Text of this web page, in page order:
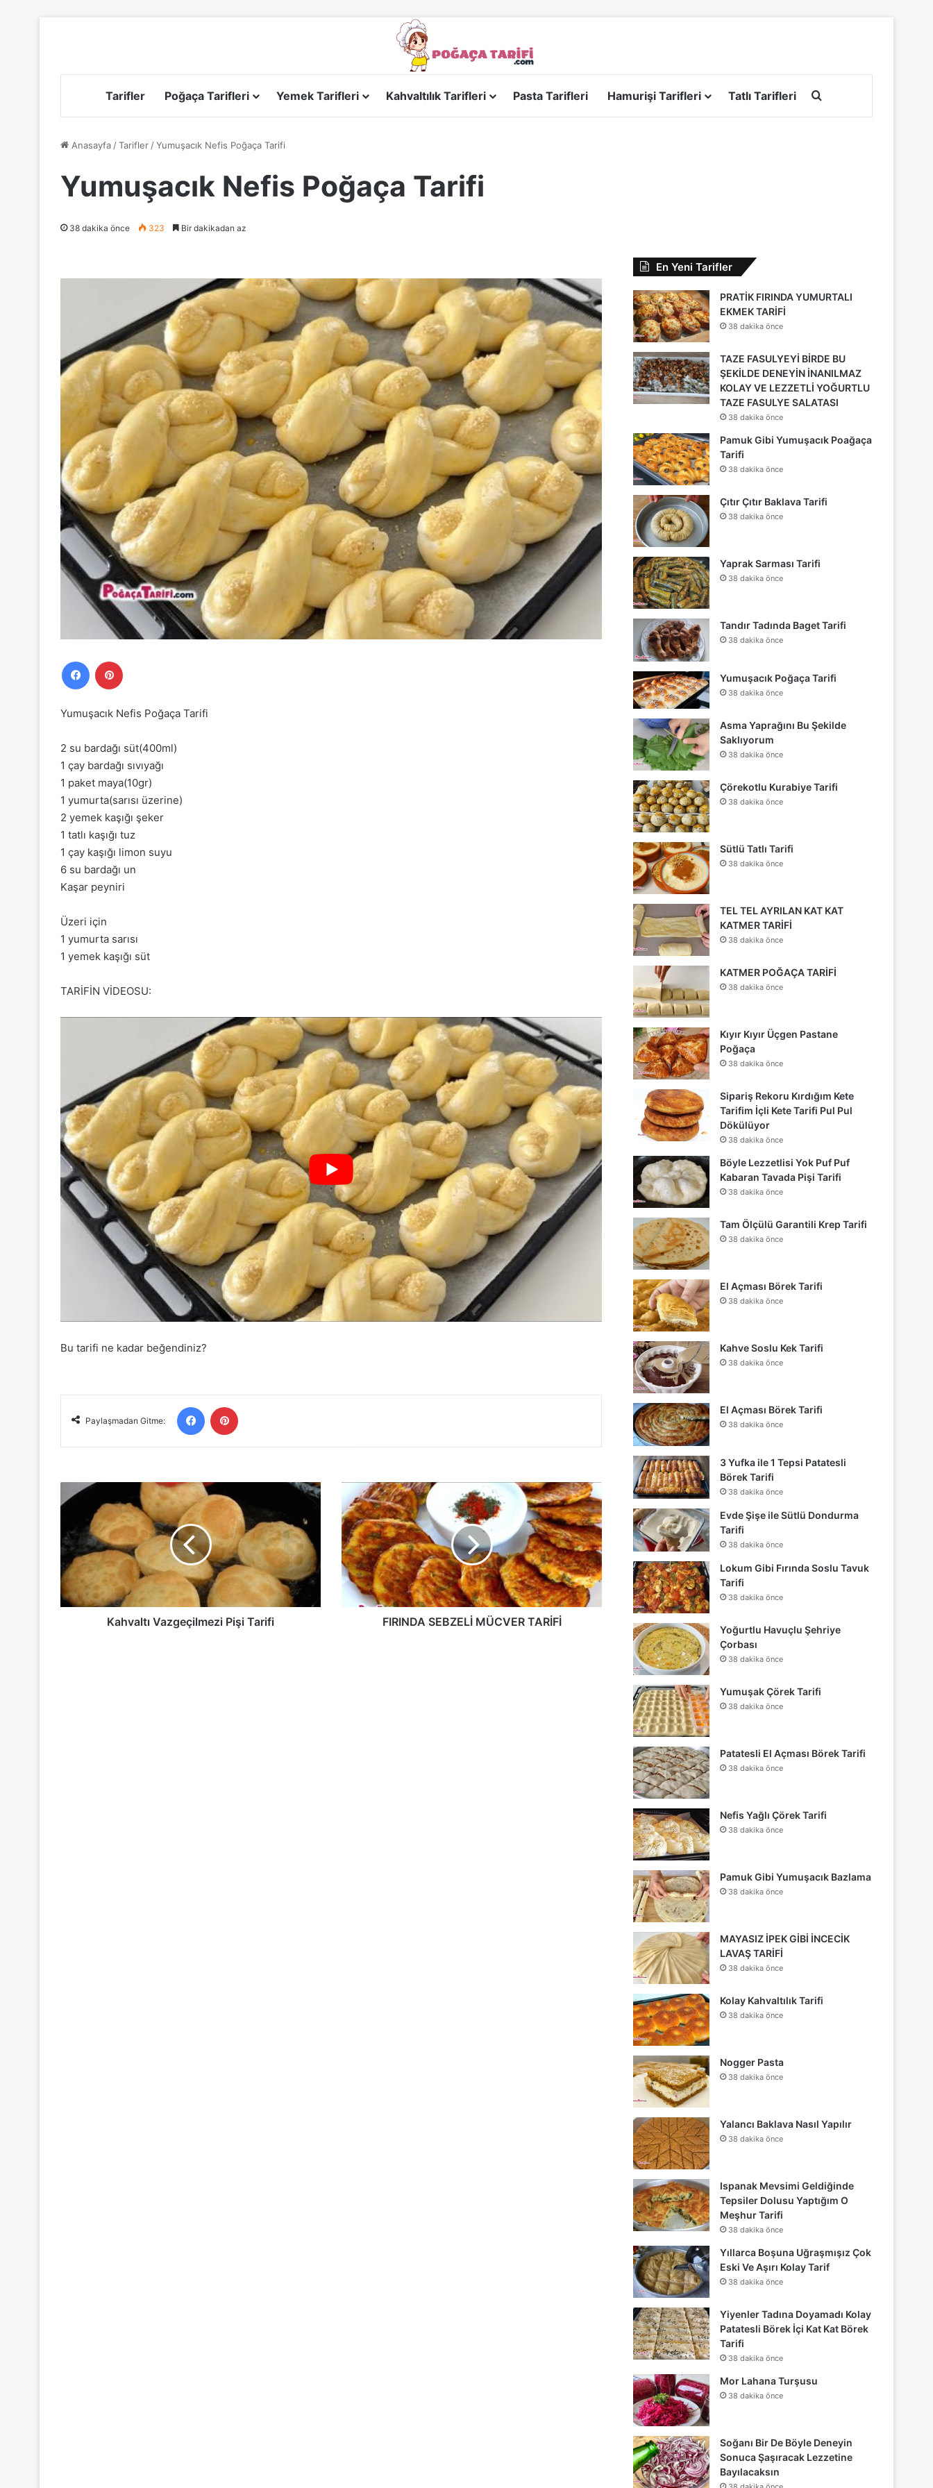
Tarifler Poğaça Tarifleri Yemek Tarifleri Kahvaltılık Tarifleri Pasta Tarifleri Hamurişi Tarifleri Tatlı Tarifleri
Anasayfa /Tarifler /Yumuşacık Nefis Poğaça Tarifi
Yumuşacık Nefis Poğaça Tarifi
38 dakika önce 323 Bir dakikadan az
Facebook
Yumuşacık Nefis Poğaça Tarifi
2 su bardağı süt(400ml)
1 çay bardağı sıvıyağı
1 paket maya(10gr)
1 yumurta(sarısı üzerine)
2 yemek kaşığı şeker
1 tatlı kaşığı tuz
1 çay kaşığı limon suyu
6 su bardağı un
Kaşar peyniri
Üzeri için
1 yumurta sarısı
1 yemek kaşığı süt
TARİFİN VİDEOSU:
Bu tarifi ne kadar beğendiniz?
Paylaşmadan Gitme:
Facebook
Kahvaltı
Vazgeçilmezi
Tarifi
Kahvaltı Vazgeçilmezi Pişi Tarifi
FIRINDA
SEBZELİ
MÜCVER
TARİFİ
FIRINDA SEBZELİ MÜCVER TARİFİ
En Yeni Tarifler
PRATİK FIRINDA YUMURTALI
EKMEK TARİFİ
38 dakika önce
TAZE FASULYEYİ BİRDE BU
ŞEKİLDE DENEYİN İNANILMAZ
KOLAY VE LEZZETLİ YOĞURTLU
TAZE FASULYE SALATASI
38 dakika önce
Pamuk Gibi Yumuşacık Poağaça
Tarifi
38 dakika önce
Çıtır Çıtır Baklava Tarifi
38 dakika önce
Yaprak Sarması Tarifi
38 dakika önce
Tandır Tadında Baget Tarifi
38 dakika önce
Yumuşacık Poğaça Tarifi
38 dakika önce
Asma Yaprağını Bu Şekilde
Saklıyorum
38 dakika önce
Çörekotlu Kurabiye Tarifi
38 dakika önce
Sütlü Tatlı Tarifi
38 dakika önce
TEL TEL AYRILAN KAT KAT
KATMER TARİFİ
38 dakika önce
KATMER POĞAÇA TARİFİ
38 dakika önce
Kıyır Kıyır Üçgen Pastane
Poğaça
38 dakika önce
Sipariş Rekoru Kırdığım Kete
Tarifim İçli Kete Tarifi Pul Pul
Dökülüyor
38 dakika önce
Böyle Lezzetlisi Yok Puf Puf
Kabaran Tavada Pişi Tarifi
38 dakika önce
Tam Ölçülü Garantili Krep Tarifi
38 dakika önce
El Açması Börek Tarifi
38 dakika önce
Kahve Soslu Kek Tarifi
38 dakika önce
El Açması Börek Tarifi
38 dakika önce
3 Yufka ile 1 Tepsi Patatesli
Börek Tarifi
38 dakika önce
Evde Şişe ile Sütlü Dondurma
Tarifi
38 dakika önce
Lokum Gibi Fırında Soslu Tavuk
Tarifi
38 dakika önce
Yoğurtlu Havuçlu Şehriye
Çorbası
38 dakika önce
Yumuşak Çörek Tarifi
38 dakika önce
Patatesli El Açması Börek Tarifi
38 dakika önce
Nefis Yağlı Çörek Tarifi
38 dakika önce
Pamuk Gibi Yumuşacık Bazlama
38 dakika önce
MAYASIZ İPEK GİBİ İNCECİK
LAVAŞ TARİFİ
38 dakika önce
Kolay Kahvaltılık Tarifi
38 dakika önce
Nogger Pasta
38 dakika önce
Yalancı Baklava Nasıl Yapılır
38 dakika önce
Ispanak Mevsimi Geldiğinde
Tepsiler Dolusu Yaptığım O
Meşhur Tarifi
38 dakika önce
Yıllarca Boşuna Uğraşmışız Çok
Eski Ve Aşırı Kolay Tarif
38 dakika önce
Yiyenler Tadına Doyamadı Kolay
Patatesli Börek İçi Kat Kat Börek
Tarifi
38 dakika önce
Mor Lahana Turşusu
38 dakika önce
Soğanı Bir De Böyle Deneyin
Sonuca Şaşıracak Lezzetine
Bayılacaksın